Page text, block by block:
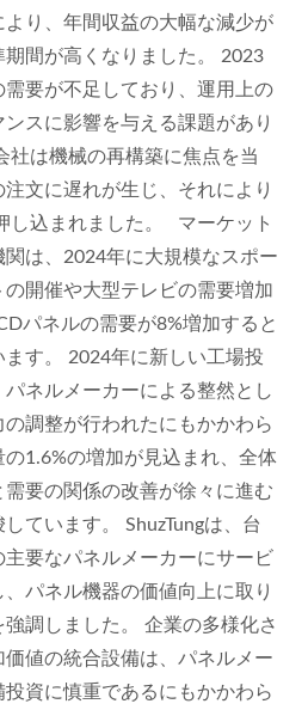
より、年間収益の大幅な減少が
期間が高くなりました。 2023
需要が不足しており、運用上の
スに影響を与える課題があり
社は機械の再構築に焦点を当
注文に遅れが生じ、それにより
し込まれました。 マーケット
関は、2024年に大規模なスポー
の開催や大型テレビの需要増加
パネルの需要が8%増加すると
ます。 2024年に新しい工場投
パネルメーカーによる整然とし
の調整が行われたにもかかわら
の1.6%の増加が見込まれ、全体
需要の関係の改善が徐々に進む
ています。 ShuzTungは、台
主要なパネルメーカーにサービ
、パネル機器の価値向上に取り
調しました。 企業の多様化さ
価値の統合設備は、パネルメー
投資に慎重であるにもかかわら